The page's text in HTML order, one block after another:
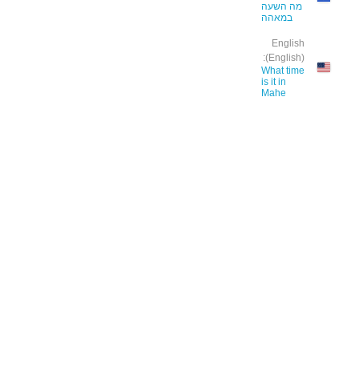
מה השעה
במאהה
English
(English):
What time
is it in
Mahe